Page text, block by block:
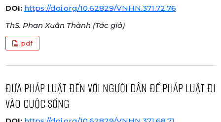
DOI: https://doi.org/10.62829/VNHN.371.72.76
ThS. Phan Xuân Thành (Tác giả)
pdf
ĐƯA PHÁP LUẬT ĐẾN VỚI NGƯỜI DÂN ĐỂ PHÁP LUẬT ĐI
VÀO CUỘC SỐNG